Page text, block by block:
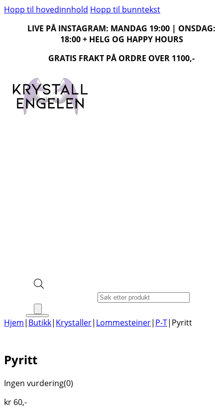
Hopp til hovedinnhold Hopp til bunntekst
LIVE PÅ INSTAGRAM: MANDAG 19:00 | ONSDAG:
18:00 + HELG OG HAPPY HOURS
GRATIS FRAKT PÅ ORDRE OVER 1100,-
Hjem| Butikk| Krystaller| Lommesteiner| P-T| Pyritt
Pyritt
Ingen vurdering(0)
kr 60,-